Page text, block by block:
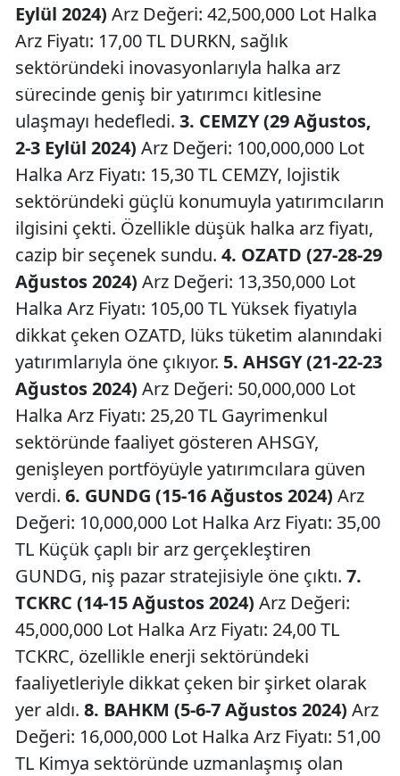
Eylül 2024) Arz Değeri: 42,500,000 Lot Halka
Arz Fiyatı: 17,00 TL DURKN, sağlık
sektöründeki inovasyonlarıyla halka arz
sürecinde geniş bir yatırımcı kitlesine
ulaşmayı hedefledi. 3. CEMZY (29 Ağustos,
2-3 Eylül 2024) Arz Değeri: 100,000,000 Lot
Halka Arz Fiyatı: 15,30 TL CEMZY, lojistik
sektöründeki güçlü konumuyla yatırımcıların
ilgisini çekti. Özellikle düşük halka arz fiyatı,
cazip bir seçenek sundu. 4. OZATD (27-28-29
Ağustos 2024) Arz Değeri: 13,350,000 Lot
Halka Arz Fiyatı: 105,00 TL Yüksek fiyatıyla
dikkat çeken OZATD, lüks tüketim alanındaki
yatırımlarıyla öne çıkıyor. 5. AHSGY (21-22-23
Ağustos 2024) Arz Değeri: 50,000,000 Lot
Halka Arz Fiyatı: 25,20 TL Gayrimenkul
sektöründe faaliyet gösteren AHSGY,
genişleyen portföyüyle yatırımcılara güven
verdi. 6. GUNDG (15-16 Ağustos 2024) Arz
Değeri: 10,000,000 Lot Halka Arz Fiyatı: 35,00
TL Küçük çaplı bir arz gerçekleştiren
GUNDG, niş pazar stratejisiyle öne çıktı. 7.
TCKRC (14-15 Ağustos 2024) Arz Değeri:
45,000,000 Lot Halka Arz Fiyatı: 24,00 TL
TCKRC, özellikle enerji sektöründeki
faaliyetleriyle dikkat çeken bir şirket olarak
yer aldı. 8. BAHKM (5-6-7 Ağustos 2024) Arz
Değeri: 16,000,000 Lot Halka Arz Fiyatı: 51,00
TL Kimya sektöründe uzmanlaşmış olan